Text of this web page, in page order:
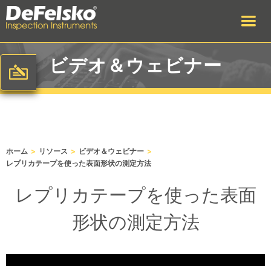
ビデオ＆ウェビナー
ホーム > リソース > ビデオ＆ウェビナー >
レプリカテープを使った表面形状の測定方法
レプリカテープを使った表面
形状の測定方法